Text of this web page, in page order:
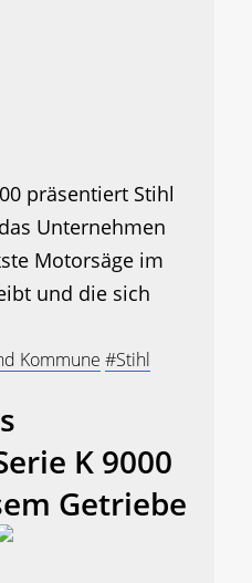
präsentiert Stihl
Unternehmen
Motorsäge im
und die sich
Kommune #Stihl
K 9000
Getriebe